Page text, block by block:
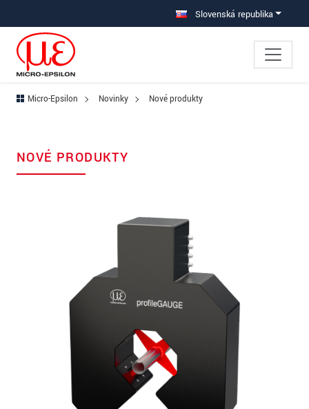
Prejdite priamo na hlavnú navigáciu Slovenská republika
Micro-Epsilon Novinky Nové produkty
NOVÉ PRODUKTY